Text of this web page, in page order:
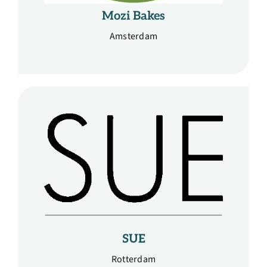
Mozi Bakes
Amsterdam
SUE
Rotterdam